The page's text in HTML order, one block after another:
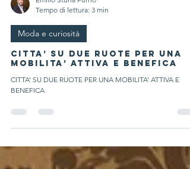
Tempo di lettura: 3 min
Moda e curiosità
CITTA’ SU DUE RUOTE PER UNA
MOBILITA’ ATTIVA E BENEFICA
BENEFICA